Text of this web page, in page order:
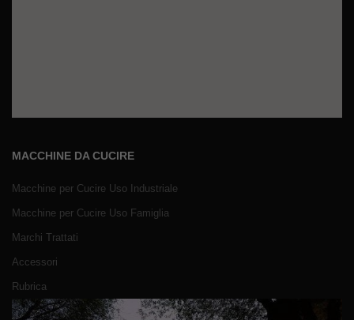
MACCHINE DA CUCIRE
Macchine per Cucire Uso Industriale
Macchine per Cucire Uso Famiglia
Marchi Trattati
Accessori
Rubrica